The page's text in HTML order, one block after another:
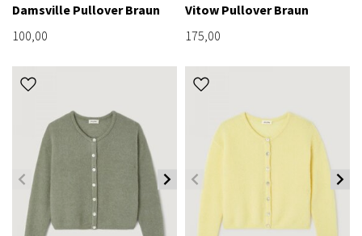
Damsville Pullover Braun
100,00
Vitow Pullover Braun
175,00